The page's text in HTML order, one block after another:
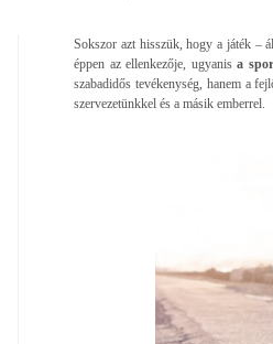
Sokszor azt hisszük, hogy a játék –
éppen az ellenkezője, ugyanisa
szabadidős tevékenység, hanem a
szervezetünkkel és a másik emberrel.